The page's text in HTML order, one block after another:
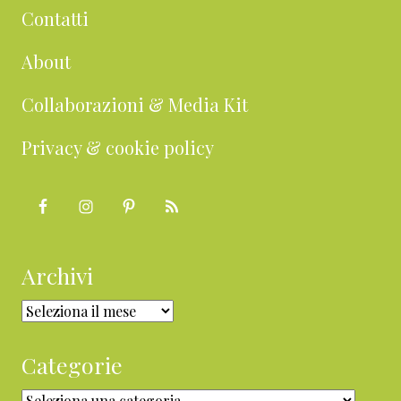
Contatti
About
Collaborazioni & Media Kit
Privacy & cookie policy
Archivi
Archivi
Categorie